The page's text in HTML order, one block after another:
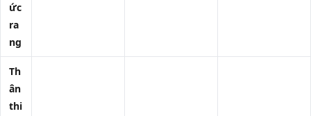
ức
ra
ng
Th
ân
thi